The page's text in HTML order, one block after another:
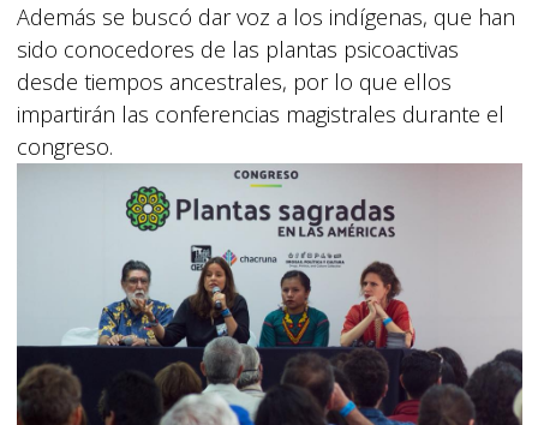
Además se buscó dar voz a los indígenas, que han
sido conocedores de las plantas psicoactivas
desde tiempos ancestrales, por lo que ellos
impartirán las conferencias magistrales durante el
congreso.